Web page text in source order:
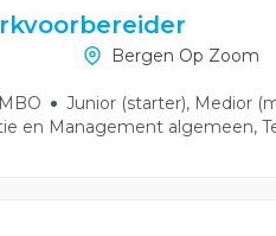
Bergen Op Zoom
MBO Junior (starter), Medior
en Management algemeen,